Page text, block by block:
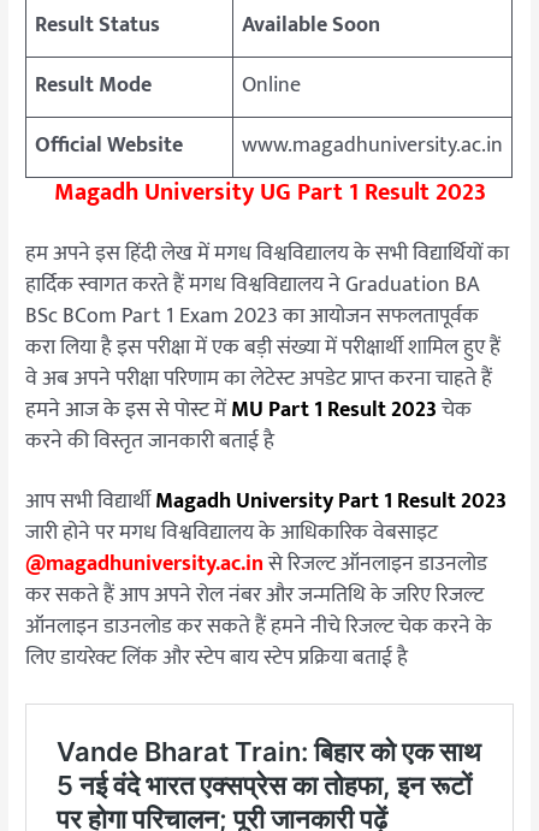
Result Status
Available Soon
Result Mode
Online
Official Website
www.magadhuniversity.ac.in
Magadh University UG Part 1 Result 2023
हम अपने इस हिंदी लेख में मगध विश्वविद्यालय के सभी विद्यार्थियों का
हार्दिक स्वागत करते हैं मगध विश्वविद्यालय ने Graduation BA
BSc BCom Part 1 Exam 2023 का आयोजन सफलतापूर्वक
करा लिया है इस परीक्षा में एक बड़ी संख्या में परीक्षार्थी शामिल हुए हैं
वे अब अपने परीक्षा परिणाम का लेटेस्ट अपडेट प्राप्त करना चाहते हैं
हमने आज के इस से पोस्ट मेंMU Part 1 Result 2023चेक
करने की विस्तृत जानकारी बताई है
आप सभी विद्यार्थीMagadh University Part 1 Result 2023
जारी होने पर मगध विश्वविद्यालय के आधिकारिक वेबसाइट
@magadhuniversity.ac.inसे रिजल्ट ऑनलाइन डाउनलोड
कर सकते हैं आप अपने रोल नंबर और जन्मतिथि के जरिए रिजल्ट
ऑनलाइन डाउनलोड कर सकते हैं हमने नीचे रिजल्ट चेक करने के
लिए डायरेक्ट लिंक और स्टेप बाय स्टेप प्रक्रिया बताई है